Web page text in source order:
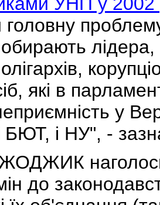
головну
які в
у
БЮТ, і НУ", -
до